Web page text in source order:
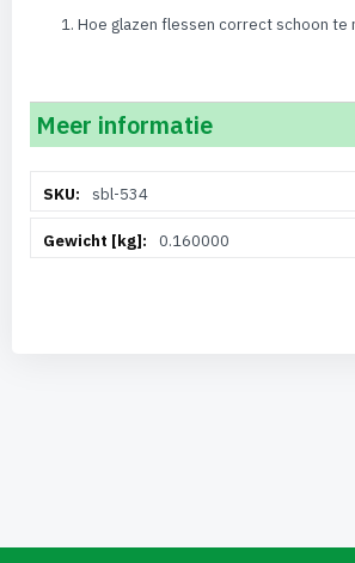
Hoe glazen flessen correct schoon te
Meer informatie
informatiesbl-534
0.160000